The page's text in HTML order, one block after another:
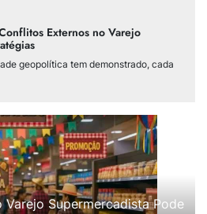
Externos no Varejo
geopolítica tem demonstrado, cada
Varejo Supermercadista Pode